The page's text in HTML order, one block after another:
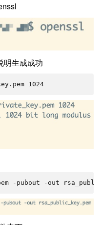
明生成成功
1024
-pubout -out